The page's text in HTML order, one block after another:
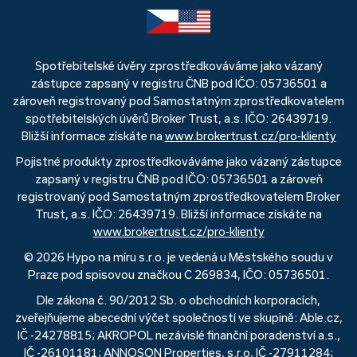
Spotřebitelské úvěry zprostředkováváme jako vázaný
zástupce zapsaný v registru ČNB pod IČO: 05736501 a
zároveň registrovaný pod Samostatným zprostředkovatelem
spotřebitelských úvěrů Broker Trust, a.s. IČO: 26439719.
Bližší informace získáte na www.brokertrust.cz/pro-klienty
Pojistné produkty zprostředkováváme jako vázaný zástupce
zapsaný v registru ČNB pod IČO: 05736501 a zároveň
registrovaný pod Samostatným zprostředkovatelem Broker
Trust, a.s. IČO: 26439719. Bližší informace získáte na
www.brokertrust.cz/pro-klienty
© 2026 Hypo na míru s.r.o. je vedená u Městského soudu v
Praze pod spisovou značkou C 269834, IČO: 05736501.
Dle zákona č. 90/2012 Sb. o obchodních korporacích,
zveřejňujeme abecední výčet společností ve skupině: Able.cz,
IČ -24278815; AKROPOL nezávislé finanční poradenství a.s.,
IČ -26101181; ANNOSON Properties, s.r.o, IČ -27911284;